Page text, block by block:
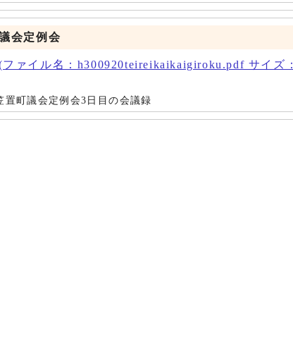
会定例会
ァイル名：h300920teireikaikaigiroku.pdf サイズ：
置町議会定例会3日目の会議録